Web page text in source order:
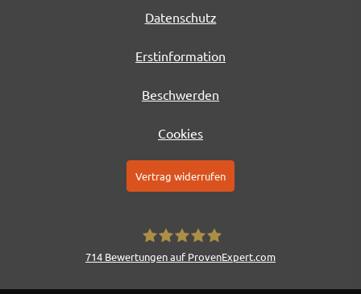
Datenschutz
Erstinformation
Beschwerden
Cookies
Vertrag widerrufen
714 Bewertungen auf ProvenExpert.com